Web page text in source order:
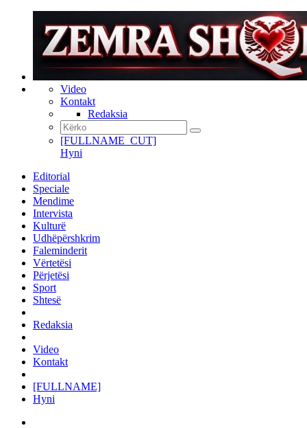
Video
Kontakt
Redaksia
[FULLNAME_CUT]
Hyni
Editorial
Speciale
Mendime
Intervista
Kulturë
Udhëpërshkrim
Faleminderit
Vërtetësi
Përjetësi
Sport
Shtesë
Redaksia
Video
Kontakt
[FULLNAME]
Hyni